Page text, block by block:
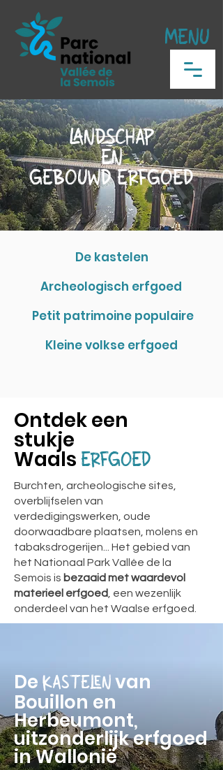
MENU
LANDSCHAP
EN
GEBOUWD ERFGOED
De kastelen
Archeologisch erfgoed
Petit patrimoine populaire
Kleine volkse erfgoed
Ontdek een
stukje
Waals ERFGOED
Burchten, archeologische sites,
overblijfselen van
verdedigingswerken, oude
doorwaadbare plaatsen, molens en
tabaksdrogerijen... Het gebied van
het Nationaal Park Vallée de la
Semois is bezaaid met waardevol
materieel erfgoed
, een wezenlijk
onderdeel van het Waalse erfgoed.
De KASTELEN van
Bouillon en
Herbeumont,
uitzonderlijk erfgoed
in Wallonië